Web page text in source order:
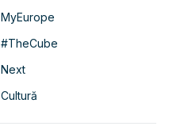
MyEurope
#TheCube
Next
Cultură